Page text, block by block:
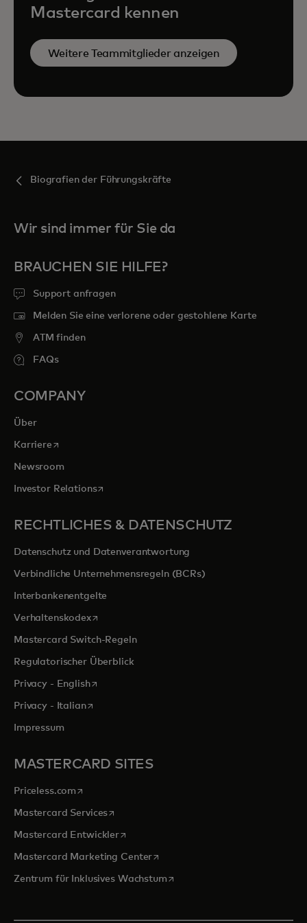
Mastercard kennen
Weitere Teammitglieder anzeigen
Biografien der Führungskräfte
Wir sind immer für Sie da
BRAUCHEN SIE HILFE?
Support anfragen
Melden Sie eine verlorene oder gestohlene Karte
ATM finden
FAQs
COMPANY
Über
Karrierewird in einer neuen Registerkarte geöffnet
Newsroom
Investor Relationswird in einer neuen Registerkarte geöffnet
RECHTLICHES & DATENSCHUTZ
Datenschutz und Datenverantwortung
Verbindliche Unternehmensregeln (BCRs)
Interbankenentgelte
Verhaltenskodexwird in einer neuen Registerkarte geöffnet
Mastercard Switch-Regeln
Regulatorischer Überblick
Privacy - Englishwird in einer neuen Registerkarte geöffnet
Privacy - Italianwird in einer neuen Registerkarte geöffnet
Impressum
MASTERCARD SITES
Priceless.com wird in einer neuen Registerkarte geöffnet
Mastercard Serviceswird in einer neuen Registerkarte geöffnet
Mastercard Entwicklerwird in einer neuen Registerkarte
Mastercard Marketing Centerwird in einer neuen
Zentrum für Inklusives Wachstumwird in einer neuen